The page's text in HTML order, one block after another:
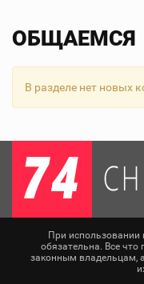
ОБЩАЕМСЯ
В разделе нет новых
При использовании
обязательна. Все что
законным владельцам,